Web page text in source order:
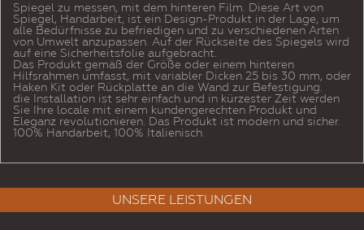
Spiegel zu messen, mit dem hinteren Film. Diese Art von
Spiegel, Handarbeit, ist ein Design-Produkt in der Lage, um
alle Bedürfnisse zu befriedigen und zu verschiedenen Arten
von Umwelt anzupassen. Auf der Rückseite des Spiegels wird
auf eine Sicherheitsfolie aufgebracht.
Das Produkt gemäß der Größe oder einem hinteren
Hilfsrahmen umfasst, mit variabler Dicken 25 bis 30 mm, oder
Haken Kit oder Rückplatte an die Wand zur Befestigung.
die Installation ist sehr einfach und in kürzester Zeit werden
Sie Ihre locale mit einem kundengerechten Produkt und
Eleganz revolutionieren. Das Produkt ist modern und sicher.
100% Handarbeit, 100% Italienisch.
UNSERE LEISTUNGEN